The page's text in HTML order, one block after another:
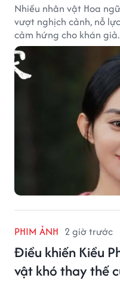
Nhiều nhân vật Hoa
vượt nghịch cảnh, nỗ
cảm hứng cho khán giả.
PHIM ẢNH 2 giờ trước
Điều khiến Kiều
vật khó thay thế